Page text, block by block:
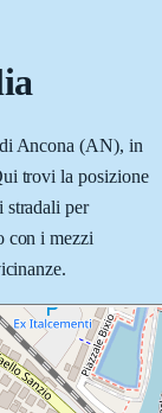
Ancona (AN), in
trovi la posizione
stradali per
con i mezzi